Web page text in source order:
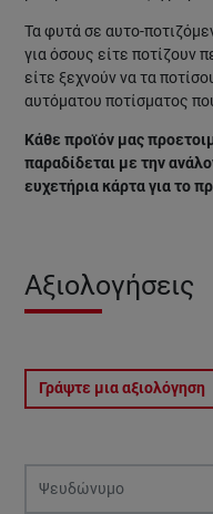
Τα φυτά σε αυτο-
για όσους είτε ποτίζουν
είτε ξεχνούν να τα
αυτόματου ποτίσματος
Κάθε προϊόν μας
παραδίδεται με την
ευχετήρια κάρτα για το
Αξιολογήσεις
Γράψτε μια αξιολόγηση